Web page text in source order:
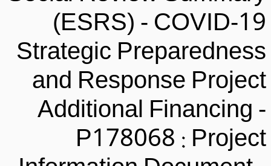
(ESRS) - COVID-
Strategic
and Response
Additional Financing
P178068 :